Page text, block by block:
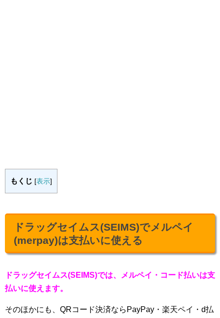
もくじ [表示]
ドラッグセイムス(SEIMS)でメルペイ
(merpay)は支払いに使える
ドラッグセイムス(SEIMS)では、メルペイ・コード払いは支
払いに使えます。
そのほかにも、QRコード決済ならPayPay・楽天ペイ・d払